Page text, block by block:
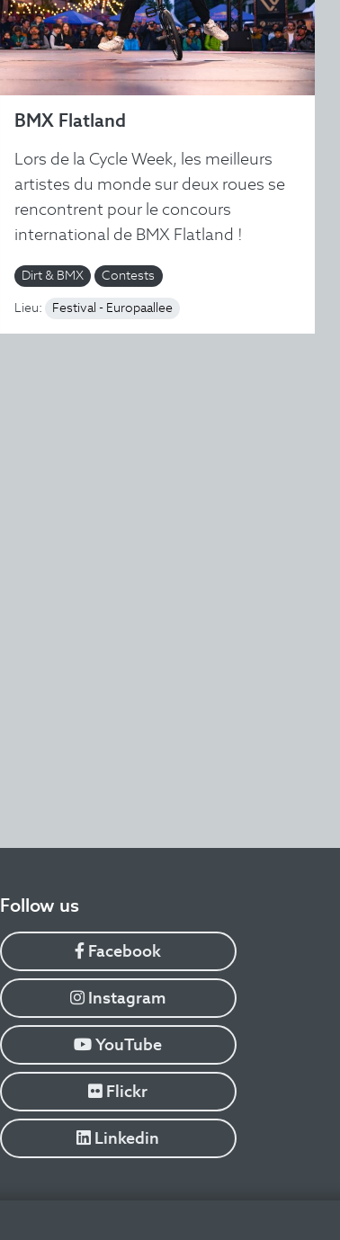
BMX Flatland
Lors de la Cycle Week, les meilleurs
artistes du monde sur deux roues se
rencontrent pour le concours
international de BMX Flatland !
Dirt & BMX Contests
Lieu: Festival - Europaallee
​Follow us
Facebook
Instagram
YouTube
Flickr
Linkedin